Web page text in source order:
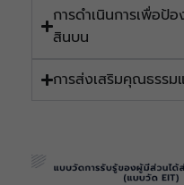
การดำเนินการเพื่อป้
สินบน
การส่งเสริมคุณธรรม